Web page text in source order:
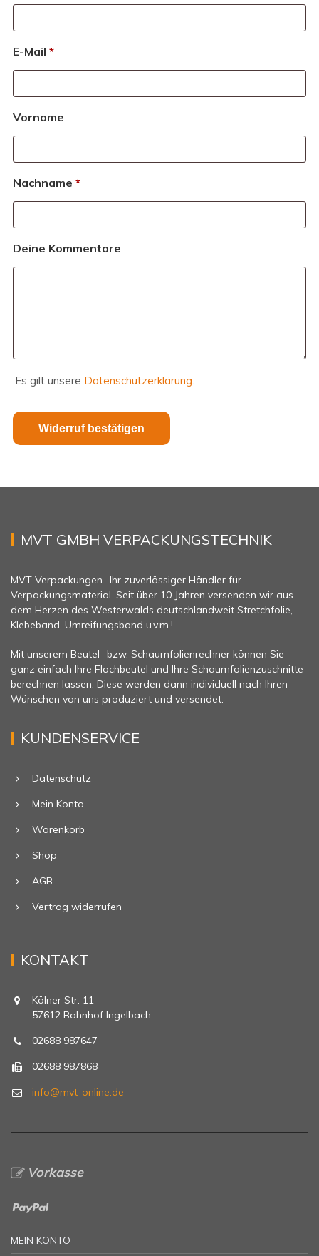
E-Mail *erforderlich
Vorname
Nachname *erforderlich
Deine Kommentare
Es gilt unsere Datenschutzerklärung.
Widerruf bestätigen
MVT GMBH VERPACKUNGSTECHNIK
MVT Verpackungen- Ihr zuverlässiger Händler für
Verpackungsmaterial. Seit über 10 Jahren versenden wir aus
dem Herzen des Westerwalds deutschlandweit Stretchfolie,
Klebeband, Umreifungsband u.v.m.!
Mit unserem Beutel- bzw. Schaumfolienrechner können Sie
ganz einfach Ihre Flachbeutel und Ihre Schaumfolienzuschnitte
berechnen lassen. Diese werden dann individuell nach Ihren
Wünschen von uns produziert und versendet.
KUNDENSERVICE
Datenschutz
Mein Konto
Warenkorb
Shop
AGB
Vertrag widerrufen
KONTAKT
Kölner Str. 11
57612 Bahnhof Ingelbach
02688 987647
02688 987868
info@mvt-online.de
MEIN KONTO
Vorkasse